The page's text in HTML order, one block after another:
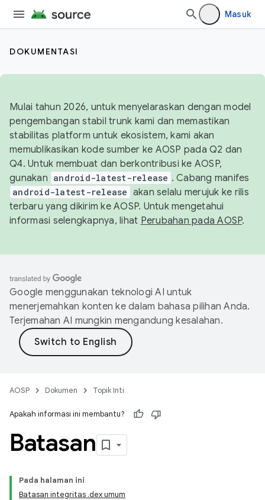
Masuk
DOKUMENTASI
Mulai tahun 2026, untuk menyelaraskan dengan model
pengembangan stabil trunk kami dan memastikan
stabilitas platform untuk ekosistem, kami akan
memublikasikan kode sumber ke AOSP pada Q2 dan
Q4. Untuk membuat dan berkontribusi ke AOSP,
gunakan android-latest-release . Cabang manifes
android-latest-release akan selalu merujuk ke rilis
terbaru yang dikirim ke AOSP. Untuk mengetahui
informasi selengkapnya, lihat Perubahan pada AOSP.
Google menggunakan teknologi AI untuk
menerjemahkan konten ke dalam bahasa pilihan Anda.
Terjemahan AI mungkin mengandung kesalahan.
AOSP Dokumen Topik Inti
Apakah informasi ini membantu?
Batasan
Pada halaman ini
Batasan integritas .dex umum